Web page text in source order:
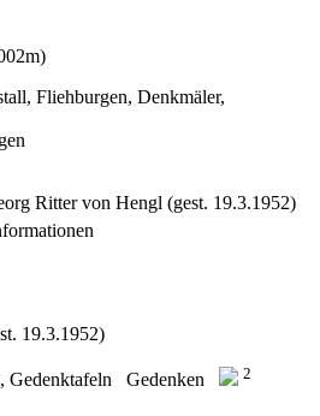
Fliehburgen, Denkmäler,
19.3.1952)
Gedenken 2